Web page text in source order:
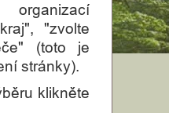
"zvolte
(toto je
stránky).
klikněte